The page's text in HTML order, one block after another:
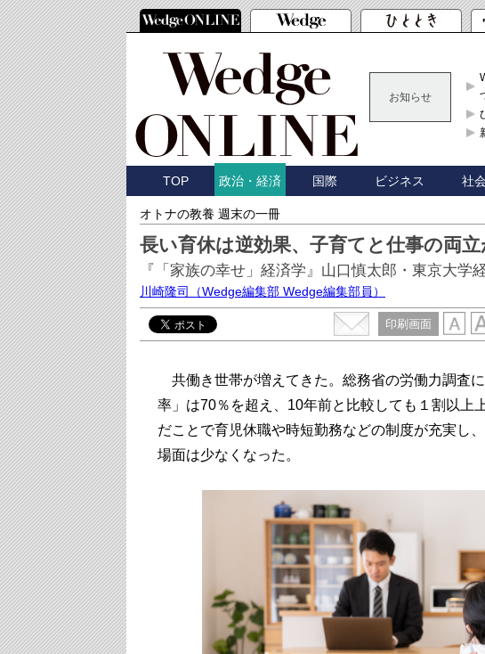
お知らせ
TOP 政治・経済 国際 ビジネス 社
オトナの教養 週末の一冊
長い育休は逆効果、子育てと仕事の両
『「家族の幸せ」経済学』山口慎太郎・東京大学
川崎隆司 （Wedge編集部 Wedge編集部員）
印刷画面
共働き世帯が増えてきた。総務省の労働力調査
率」は70％を超え、10年前と比較しても１割以上
だことで育児休職や時短勤務などの制度が充実し
場面は少なくなった。